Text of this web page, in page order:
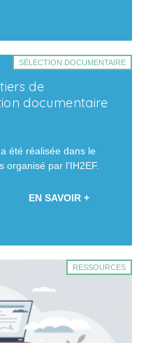
SÉLECTION DOCUMENTAIRE
de
documentaire
été réalisée dans le
par l’IH2EF.
EN SAVOIR +
RESSOURCES